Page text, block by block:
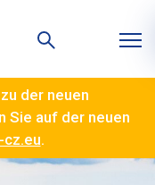
der neuen
Sie auf der neuen
.